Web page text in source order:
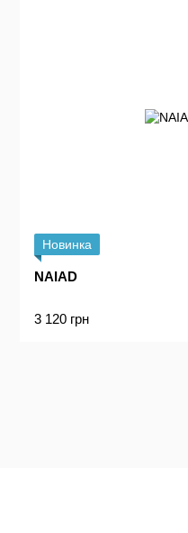
Новинка
NAIAD
3 120 грн